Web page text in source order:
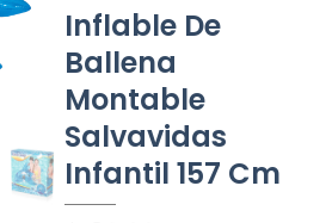
Inflable De
Ballena
Montable
Salvavidas
Infantil 157 Cm